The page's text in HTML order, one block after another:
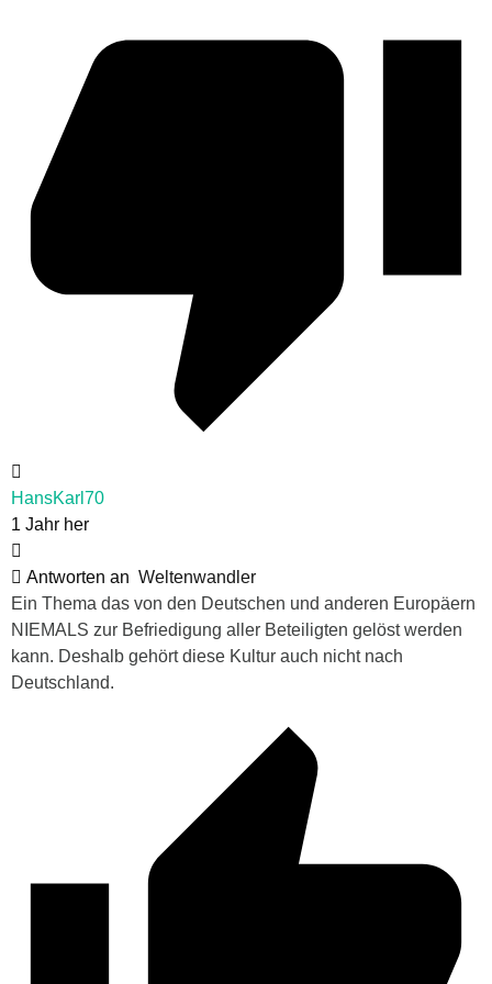
HansKarl70
1 Jahr her
Antworten an Weltenwandler
Ein Thema das von den Deutschen und anderen Europäern
NIEMALS zur Befriedigung aller Beteiligten gelöst werden
kann. Deshalb gehört diese Kultur auch nicht nach
Deutschland.